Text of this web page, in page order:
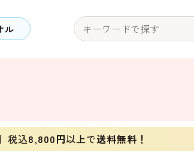
ル
税込8,800円以上で送料無料！